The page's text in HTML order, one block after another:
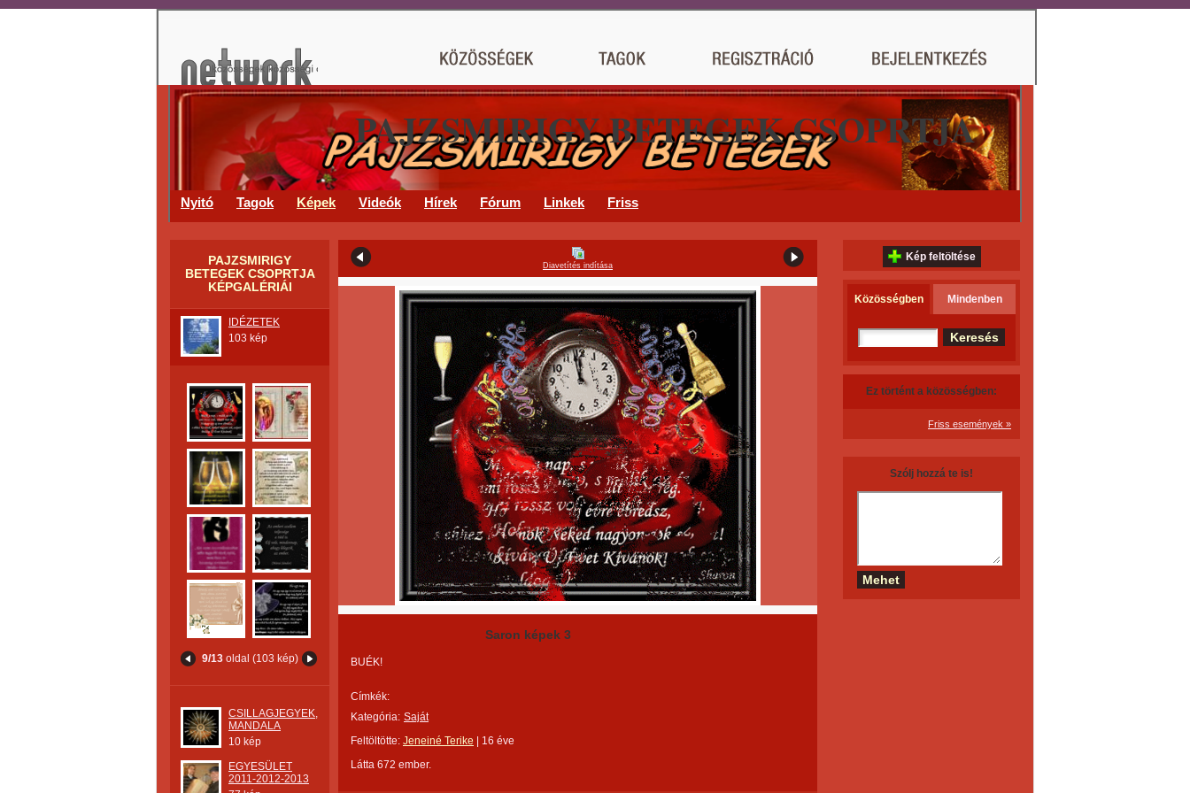
PAJZSMIRIGY BETEGEK CSOPRTJA
Nyitó Tagok Képek Videók Hírek Fórum Linkek Friss
PAJZSMIRIGY
BETEGEK CSOPRTJA
KÉPGALÉRIÁI
IDÉZETEK
103 kép
9/13oldal (103 kép)
CSILLAGJEGYEK,
MANDALA
10 kép
EGYESÜLET
2011-2012-2013
Diavetítés indítása
Saron képek 3
BUÉK!
Címkék:
Kategória: Saját
Feltöltötte: Jeneiné Terike
16 éve
Látta 672 ember.
Kép feltöltése
Közösségben Mindenben
Ez történt a közösségben:
Friss események »
Szólj hozzá te is!